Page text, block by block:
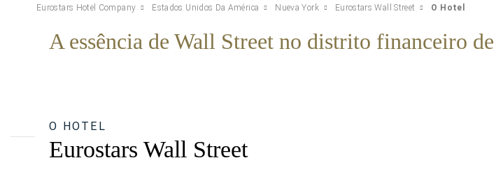
Eurostars Hotel Company Estados Unidos Da América Nueva York Eurostars Wall Street O Hotel
A essência de Wall Street no distrito financeiro
O HOTEL
Eurostars Wall Street